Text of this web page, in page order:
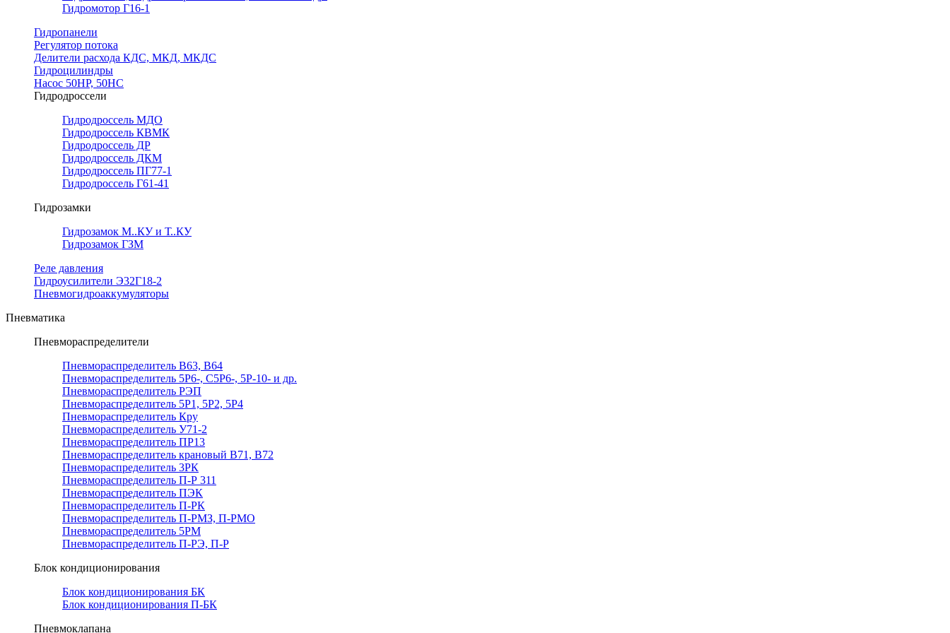
Гидромотор Г16-1
Гидропанели
Регулятор потока
Делители расхода КДС, МКД, МКДС
Гидроцилиндры
Насос 50НР, 50НС
Гидродроссели
Гидродроссель МДО
Гидродроссель КВМК
Гидродроссель ДР
Гидродроссель ДКМ
Гидродроссель ПГ77-1
Гидродроссель Г61-41
Гидрозамки
Гидрозамок М..КУ и Т..КУ
Гидрозамок ГЗМ
Реле давления
Гидроусилители Э32Г18-2
Пневмогидроаккумуляторы
Пневматика
Пневмораспределители
Пневмораспределитель В63, В64
Пневмораспределитель 5Р6-, С5Р6-, 5Р-10- и др.
Пневмораспределитель РЭП
Пневмораспределитель 5Р1, 5Р2, 5Р4
Пневмораспределитель Кру
Пневмораспределитель У71-2
Пневмораспределитель ПР13
Пневмораспределитель крановый В71, В72
Пневмораспределитель 3РК
Пневмораспределитель П-Р 311
Пневмораспределитель ПЭК
Пневмораспределитель П-РК
Пневмораспределитель П-РМЗ, П-РМО
Пневмораспределитель 5РМ
Пневмораспределитель П-РЭ, П-Р
Блок кондиционирования
Блок кондиционирования БК
Блок кондиционирования П-БК
Пневмоклапана